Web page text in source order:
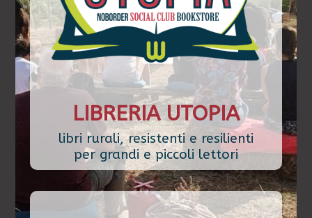
LIBRERIA UTOPIA
libri rurali, resistenti e resilienti
per grandi e piccoli lettori